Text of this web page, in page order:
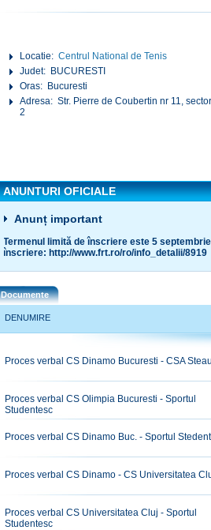
Locatie:Centrul National de Tenis
Judet: BUCURESTI
Oras: Bucuresti
Adresa: Str. Pierre de Coubertin nr 11,
2
ANUNTURI OFICIALE
Anunț important
Termenul limită de înscriere este 5
înscriere: http://www.frt.ro/ro/info_detalii/8919
Documente
DENUMIRE
Proces verbal CS Dinamo Bucuresti - CSA
Proces verbal CS Olimpia Bucuresti - Sportul
Studentesc
Proces verbal CS Dinamo Buc. - Sportul
Proces verbal CS Dinamo - CS Universitatea
Proces verbal CS Universitatea Cluj - Sportul
Studentesc